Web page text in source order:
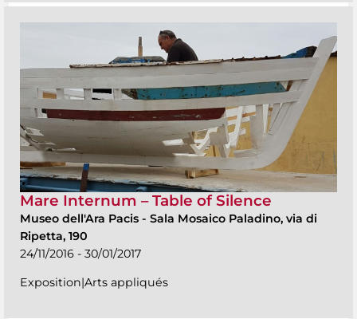
Mare Internum – Table of Silence
Museo dell'Ara Pacis - Sala Mosaico Paladino, via di
Ripetta, 190
24/11/2016 - 30/01/2017
Exposition|Arts appliqués